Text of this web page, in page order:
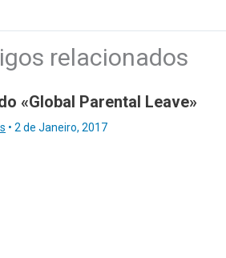
relacionados
«Global Parental Leave»
• 2 de Janeiro, 2017